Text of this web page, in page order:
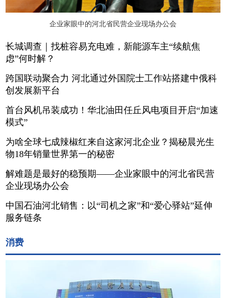
企业家眼中的河北省民营企业现场办公会
长城调查｜找桩容易充电难，新能源车主“续航焦
虑”何时解？
跨国联动聚合力 河北通过外国院士工作站搭建中俄科
创发展新平台
首台风机吊装成功！华北油田任丘风电项目开启“加速
模式”
为啥全球七成辣椒红来自这家河北企业？揭秘晨光生
物18年销量世界第一的秘密
解难题是最好的稳预期——企业家眼中的河北省民营
企业现场办公会
中国石油河北销售：以“司机之家”和“爱心驿站”延伸
服务链条
消费